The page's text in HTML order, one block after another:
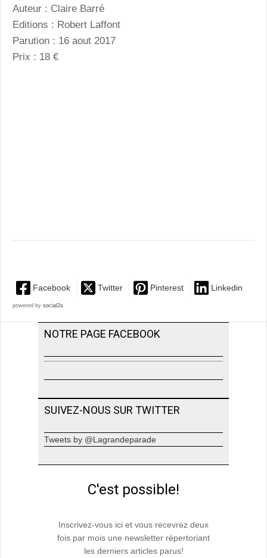
Auteur : Claire Barré
Editions : Robert Laffont
Parution : 16 aout 2017
Prix : 18 €
Facebook Twitter Pinterest Linkedin
powered by social2s
NOTRE PAGE FACEBOOK
SUIVEZ-NOUS SUR TWITTER
Tweets by @Lagrandeparade
C'est possible!
Inscrivez-vous ici et vous recevrez deux
fois par mois une newsletter répertoriant
les derniers articles parus!